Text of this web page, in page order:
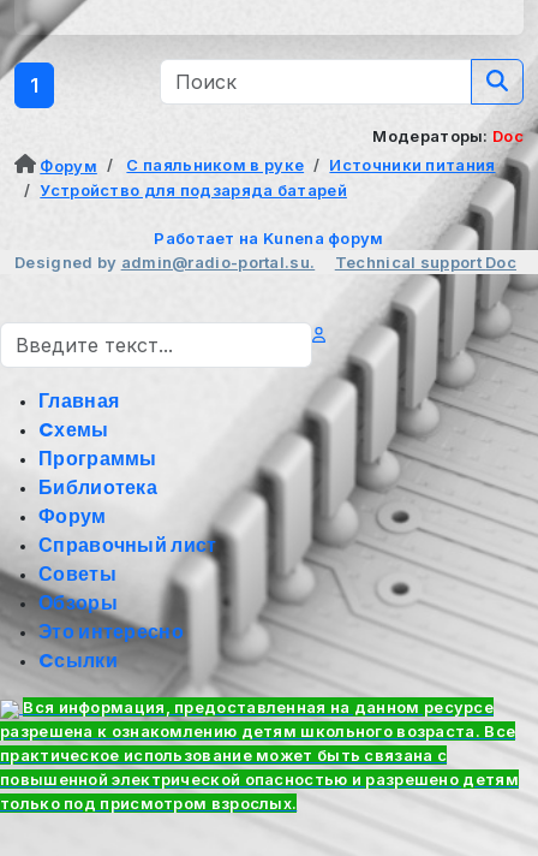
1
Модераторы: Doc
Форум
С паяльником в руке
Источники питания
Устройство для подзаряда батарей
Работает на Kunena форум
Designed by admin@radio-portal.su. Technical support Doc
Поиск
Главная
Cхемы
Программы
Библиотека
Форум
Справочный лист
Советы
Обзоры
Это интересно
Cсылки
Вся информация, предоставленная на данном ресурсе
разрешена к ознакомлению детям школьного возраста. Все
практическое использование может быть связана с
повышенной электрической опасностью и разрешено детям
только под присмотром взрослых.